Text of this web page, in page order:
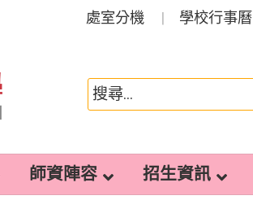
處室分機 學校行事曆
師資陣容 招生資訊